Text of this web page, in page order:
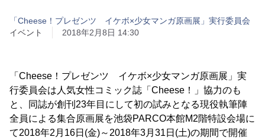
「Cheese！プレゼンツ イケボ×少女マンガ原画展」実行委員会
イベント
2018年2月8日 14:30
「Cheese！プレゼンツ イケボ×少女マンガ原画展」実
行委員会は人気女性コミック誌「Cheese！」協力のも
と、同誌が創刊23年目にして初の試みとなる現役執筆陣
全員による集合原画展を池袋PARCO本館M2階特設会場に
て2018年2月16日(金)～2018年3月31日(土)の期間で開催